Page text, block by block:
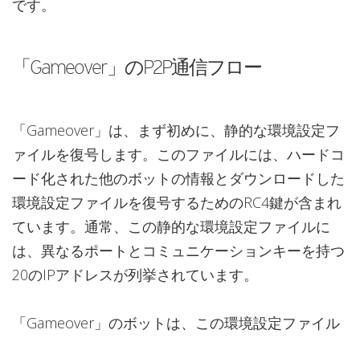
です。
「Gameover」のP2P通信フロー
「Gameover」は、まず初めに、静的な環境設定フ
ァイルを復号します。このファイルには、ハードコ
ード化された他のボットの情報とダウンロードした
環境設定ファイルを復号するためのRC4鍵が含まれ
ています。通常、この静的な環境設定ファイルに
は、異なるポートとコミュニケーションキーを持つ
20のIPアドレスが列挙されています。
「Gameover」のボットは、この環境設定ファイル